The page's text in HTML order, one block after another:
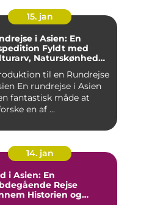
15. jan
i Asien: En
Fyldt med
Naturskønhed
til en Rundrejse
i Asien
fantastisk måde at
en af ...
14. jan
i Asien: En
Rejse
Historien og